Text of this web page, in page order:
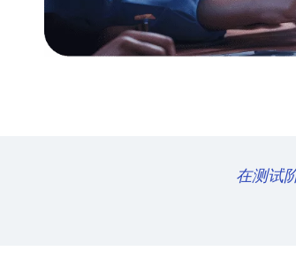
在测试